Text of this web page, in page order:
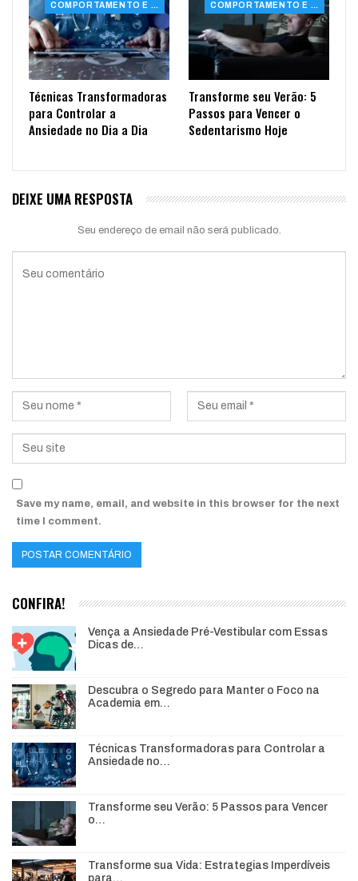
COMPORTAMENTO E SAÚDE
Técnicas Transformadoras
para Controlar a
Ansiedade no Dia a Dia
COMPORTAMENTO E SAÚDE
Transforme seu Verão: 5
Passos para Vencer o
Sedentarismo Hoje
DEIXE UMA RESPOSTA
Seu endereço de email não será publicado.
Save my name, email, and website in this browser for the next
time I comment.
CONFIRA!
Vença a Ansiedade Pré-Vestibular com Essas
Dicas de…
Descubra o Segredo para Manter o Foco na
Academia em…
Técnicas Transformadoras para Controlar a
Ansiedade no…
Transforme seu Verão: 5 Passos para Vencer
o…
Transforme sua Vida: Estrategias Imperdíveis
para…